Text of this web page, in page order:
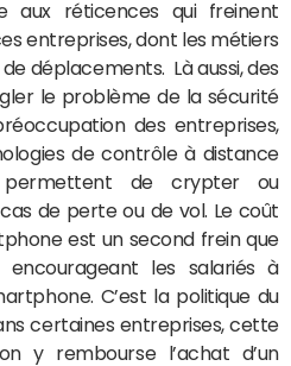
aux réticences qui freinent
entreprises, dont les métiers
déplacements. Là aussi, des
le problème de la sécurité
des entreprises,
de contrôle à distance
permettent de crypter ou
de perte ou de vol. Le coût
est un second frein que
encourageant les salariés à
C’est la politique du
certaines entreprises, cette
y rembourse l’achat d’un